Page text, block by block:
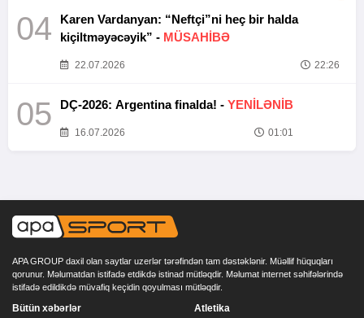
04
Karen Vardanyan: “Neftçi”ni heç bir halda
kiçiltməyəcəyik” - MÜSAHİBƏ
22.07.2026 22:26
05 DÇ-2026: Argentina finalda! - YENİLƏNİB
16.07.2026 01:01
APA GROUP daxil olan saytlar uzerlər tərəfindən tam dəstəklənir. Müəllif hüquqları
qorunur. Məlumatdan istifadə etdikdə istinad mütləqdir. Məlumat internet səhifələrində
istifadə edildikdə müvafiq keçidin qoyulması mütləqdir.
Bütün xəbərlər Atletika